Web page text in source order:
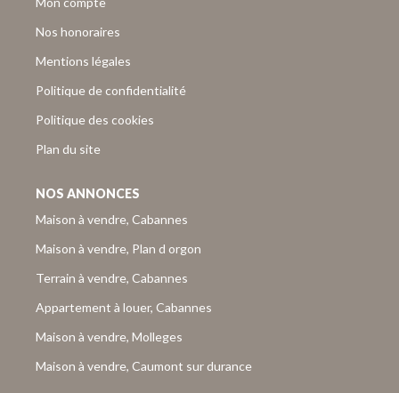
Nos honoraires
Mentions légales
Politique de confidentialité
Politique des cookies
Plan du site
NOS ANNONCES
Maison à vendre, Cabannes
Maison à vendre, Plan d orgon
Terrain à vendre, Cabannes
Appartement à louer, Cabannes
Maison à vendre, Molleges
Maison à vendre, Caumont sur durance